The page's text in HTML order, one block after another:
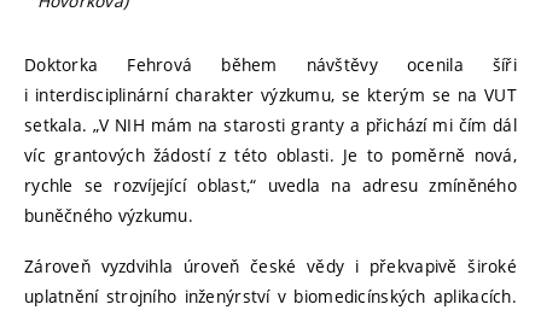
Doktorka Fehrová během návštěvy ocenila šíři
i interdisciplinární charakter výzkumu, se kterým se na VUT
setkala. „V NIH mám na starosti granty a přichází mi čím dál
víc grantových žádostí z této oblasti. Je to poměrně nová,
rychle se rozvíjející oblast,“ uvedla na adresu zmíněného
buněčného výzkumu.
Zároveň vyzdvihla úroveň české vědy i překvapivě široké
uplatnění strojního inženýrství v biomedicínských aplikacích.